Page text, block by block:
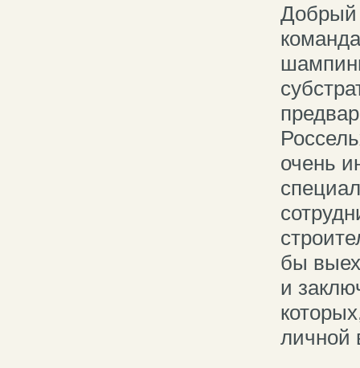
Добрый
очень
бы
и
личной